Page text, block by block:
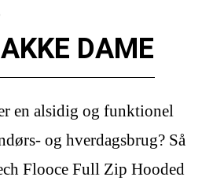
DAME
en alsidig og funktionel
og hverdagsbrug? Så
Flooce Full Zip Hooded